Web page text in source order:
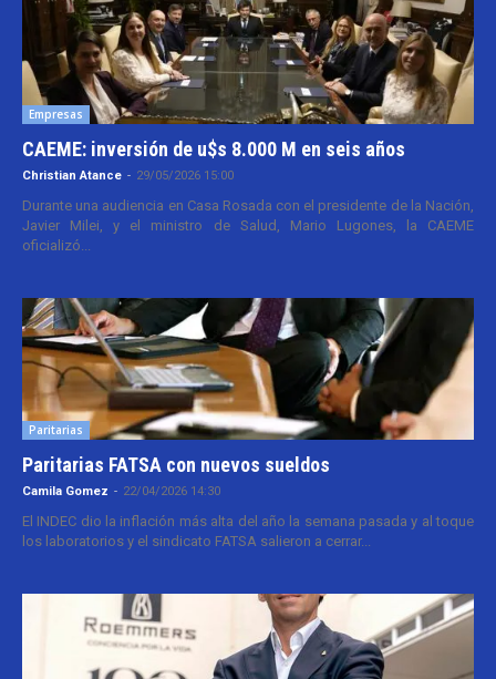
Empresas
CAEME: inversión de u$s 8.000 M en seis años
Christian Atance - 29/05/2026 15:00
Durante una audiencia en Casa Rosada con el presidente de la Nación,
Javier Milei, y el ministro de Salud, Mario Lugones, la CAEME
oficializó...
Paritarias
Paritarias FATSA con nuevos sueldos
Camila Gomez - 22/04/2026 14:30
El INDEC dio la inflación más alta del año la semana pasada y al toque
los laboratorios y el sindicato FATSA salieron a cerrar...